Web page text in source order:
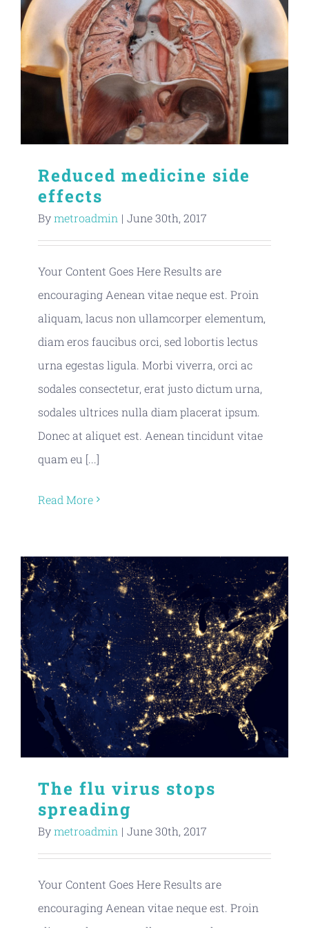
Reduced medicine side
effects
Bymetroadmin | June 30th, 2017
Your Content Goes Here Results are
encouraging Aenean vitae neque est. Proin
aliquam, lacus non ullamcorper elementum,
diam eros faucibus orci, sed lobortis lectus
urna egestas ligula. Morbi viverra, orci ac
sodales consectetur, erat justo dictum urna,
sodales ultrices nulla diam placerat ipsum.
Donec at aliquet est. Aenean tincidunt vitae
quam eu [...]
Read More
The flu virus stops
spreading
Bymetroadmin | June 30th, 2017
Your Content Goes Here Results are
encouraging Aenean vitae neque est. Proin